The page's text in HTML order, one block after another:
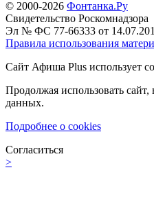
© 2000-2026 Фонтанка.Ру
Свидетельство Роскомнадзора
Эл № ФС 77-66333 от
Правила использования
Сайт Афиша Plus использует
Продолжая использовать сайт,
данных.
Подробнее о cookies
Согласиться
>